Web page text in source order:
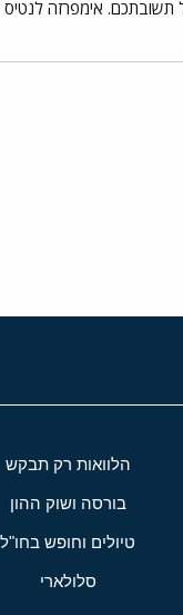
קורולה לגאסי 626 קרינה פורד
הלוואות רק תבקש
בורסה ושוק ההון
טיולים וחופש בחו"ל
סלולארי